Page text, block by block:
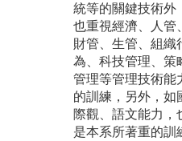
統等的關鍵技術外
也重視經濟、人管、
財管、生管、組織
為、科技管理、策
管理等管理技術能
的訓練，另外，如
際觀、語文能力，
是本系所著重的訓